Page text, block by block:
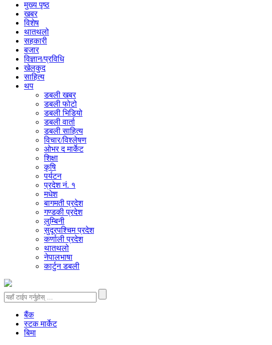
मुख्य पृष्ठ
खबर
विशेष
थातथलो
सहकारी
बजार
विज्ञान/प्रविधि
खेलकुद
साहित्य
थप
डबली खबर
डबली फोटो
डबली भिडियो
डबली वार्ता
डबली साहित्य
विचार/विश्‍लेषण
ओभर द मार्केट
शिक्षा
कृषि
पर्यटन
प्रदेश नं. १
मधेश
बागमती प्रदेश
गण्डकी प्रदेश
लुम्बिनी
सुदूरपश्चिम प्रदेश
कर्णाली प्रदेश
थातथलो
नेपालभाषा
कार्टुन डबली
बैंक
स्टक मार्केट
बिमा